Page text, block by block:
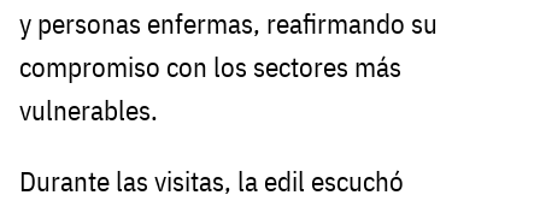
y personas enfermas, reafirmando su
compromiso con los sectores más
vulnerables.
Durante las visitas, la edil escuchó